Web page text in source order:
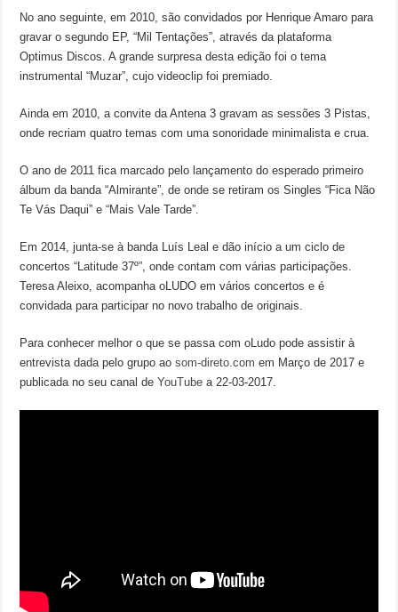
No ano seguinte, em 2010, são convidados por Henrique Amaro para
gravar o segundo EP, “Mil Tentações”, através da plataforma
Optimus Discos. A grande surpresa desta edição foi o tema
instrumental “Muzar”, cujo videoclip foi premiado.
Ainda em 2010, a convite da Antena 3 gravam as sessões 3 Pistas,
onde recriam quatro temas com uma sonoridade minimalista e crua.
O ano de 2011 fica marcado pelo lançamento do esperado primeiro
álbum da banda “Almirante”, de onde se retiram os Singles “Fica Não
Te Vás Daqui” e “Mais Vale Tarde”.
Em 2014, junta-se à banda Luís Leal e dão início a um ciclo de
concertos “Latitude 37º”, onde contam com várias participações.
Teresa Aleixo, acompanha oLUDO em vários concertos e é
convidada para participar no novo trabalho de originais.
Para conhecer melhor o que se passa com oLudo pode assistir à
entrevista dada pelo grupo aosom-direto.com em Março de 2017 e
publicada no seu canal deYouTubea 22-03-2017.